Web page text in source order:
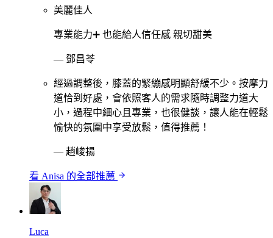
美麗佳人
專業能力➕ 也能給人信任感 親切甜美
— 鄧昌苓
經過調整後，膝蓋的緊繃感明顯舒緩不少。按摩力
道恰到好處，會依照客人的需求隨時調整力道大
小，過程中細心且專業，也很健談，讓人能在輕鬆
愉快的氛圍中享受放鬆，值得推薦！
— 趙峻揚
看 Anisa 的全部推薦
Luca